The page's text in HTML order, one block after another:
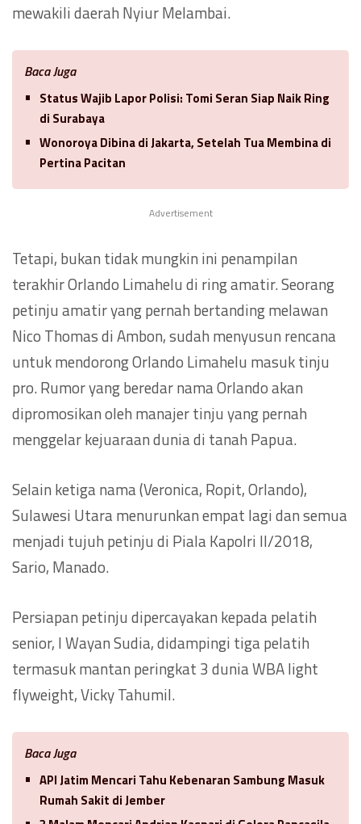
mewakili daerah Nyiur Melambai.
Baca Juga
Status Wajib Lapor Polisi: Tomi Seran Siap Naik Ring
di Surabaya
Wonoroya Dibina di Jakarta, Setelah Tua Membina di
Pertina Pacitan
Advertisement
Tetapi, bukan tidak mungkin ini penampilan
terakhir Orlando Limahelu di ring amatir. Seorang
petinju amatir yang pernah bertanding melawan
Nico Thomas di Ambon, sudah menyusun rencana
untuk mendorong Orlando Limahelu masuk tinju
pro. Rumor yang beredar nama Orlando akan
dipromosikan oleh manajer tinju yang pernah
menggelar kejuaraan dunia di tanah Papua.
Selain ketiga nama (Veronica, Ropit, Orlando),
Sulawesi Utara menurunkan empat lagi dan semua
menjadi tujuh petinju di Piala Kapolri II/2018,
Sario, Manado.
Persiapan petinju dipercayakan kepada pelatih
senior, I Wayan Sudia, didampingi tiga pelatih
termasuk mantan peringkat 3 dunia WBA light
flyweight, Vicky Tahumil.
Baca Juga
API Jatim Mencari Tahu Kebenaran Sambung Masuk
Rumah Sakit di Jember